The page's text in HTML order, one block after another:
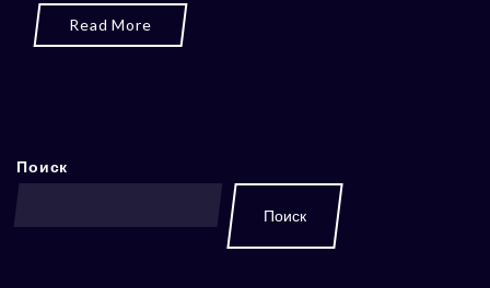
Read More
Поиск
Поиск